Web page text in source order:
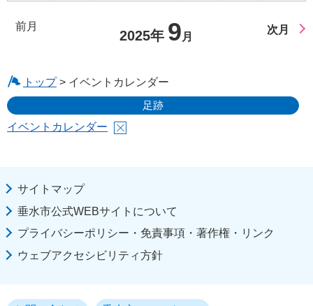
前月
2025年 9 月
次月
トップ> イベントカレンダー
足跡
イベントカレンダー
サイトマップ
垂水市公式WEBサイトについて
プライバシーポリシー・免責事項・著作権・リンク
ウェブアクセシビリティ方針